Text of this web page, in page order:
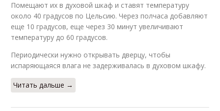
Помещают их в духовой шкаф и ставят температуру
около 40 градусов по Цельсию. Через полчаса добавляют
еще 10 градусов, еще через 30 минут увеличивают
температуру до 60 градусов.
Периодически нужно открывать дверцу, чтобы
испаряющаяся влага не задерживалась в духовом шкафу.
Читать дальше →